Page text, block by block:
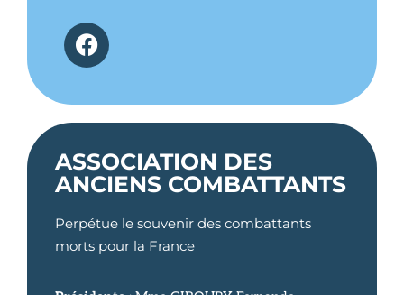
ASSOCIATION DES
ANCIENS COMBATTANTS
Perpétue le souvenir des combattants
morts pour la France